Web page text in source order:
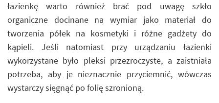
łazienkę warto również brać pod uwagę szkło
organiczne docinane na wymiar jako materiał do
tworzenia półek na kosmetyki i różne gadżety do
kąpieli. Jeśli natomiast przy urządzaniu łazienki
wykorzystane było pleksi przezroczyste, a zaistniała
potrzeba, aby je nieznacznie przyciemnić, wówczas
wystarczy sięgnąć po folię szronioną.